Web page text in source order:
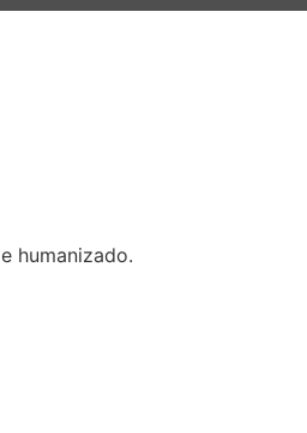
humanizado.